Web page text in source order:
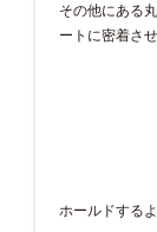
その他にある
ートに密着させ
ホールドする